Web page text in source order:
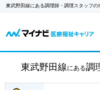
東武野田線にある調理師・調理スタッフの
東武野田線 にある調